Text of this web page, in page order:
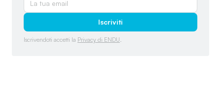
Iscriviti
Iscrivendoti accetti la Privacy di ENDU.